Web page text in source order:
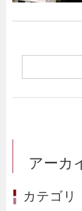
アーカ
カテゴリ